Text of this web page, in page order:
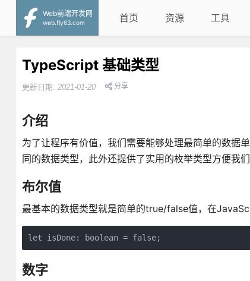
Web前端开发网
web.fly63.com
首页 资源 工具
TypeScript 基础类型
更新日期: 2021-01-20 分享
介绍
为了让程序有价值，我们需要能够处理最简单的数
同的数据类型，此外还提供了实用的枚举类型方便我们
布尔值
最基本的数据类型就是简单的true/false值，在
数字